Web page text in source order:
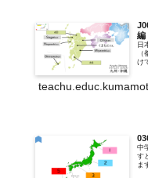
編
日
け
中
す
ま